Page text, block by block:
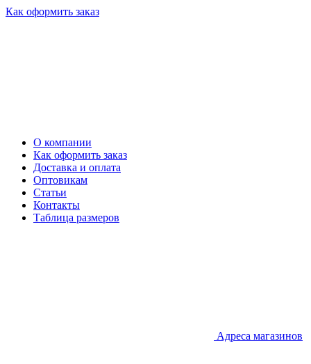
Как оформить заказ
О компании
Как оформить заказ
Доставка и оплата
Оптовикам
Статьи
Контакты
Таблица размеров
Адреса магазинов